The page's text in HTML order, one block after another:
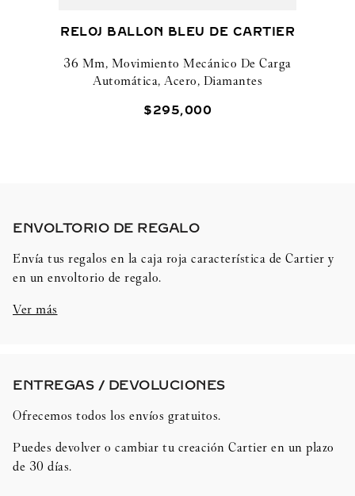
RELOJ BALLON BLEU DE CARTIER
36 Mm, Movimiento Mecánico De Carga
Automática, Acero, Diamantes
$295,000
ENVOLTORIO DE REGALO​
Envía tus regalos en la caja roja característica de Cartier y
en un envoltorio de regalo.
Ver más
ENTREGAS / DEVOLUCIONES​
Ofrecemos todos los envíos gratuitos.
Puedes devolver o cambiar tu creación Cartier en un plazo
de 30 días.​